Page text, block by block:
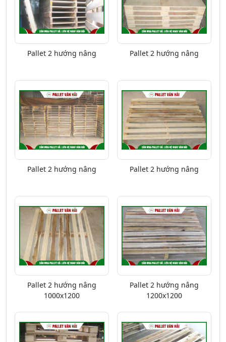
Pallet 2 hướng nâng Pallet 2 hướng nâng
Pallet 2 hướng nâng Pallet 2 hướng nâng
Pallet 2 hướng nâng
1000x1200
Pallet 2 hướng nâng
1200x1200